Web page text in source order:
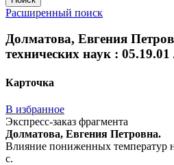
Расширенный поиск
Долматова, Евгения
технических наук :
Карточка
В избранное
Экспресс-заказ фрагмента
Долматова, Евгения Петровна.
Влияние пониженных температур
с.